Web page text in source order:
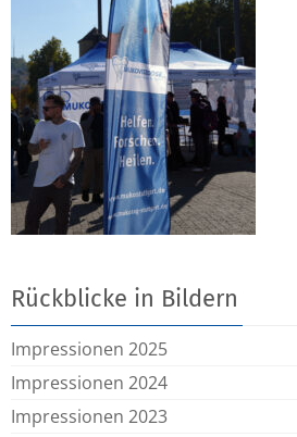
Rückblicke in Bildern
Impressionen 2025
Impressionen 2024
Impressionen 2023